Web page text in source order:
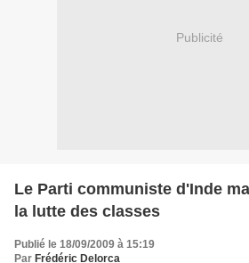
Publicité
Le Parti communiste d'Inde
la lutte des classes
Publié le 18/09/2009 à 15:19
Par Frédéric Delorca